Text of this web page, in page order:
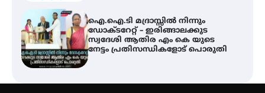
ഐ.ഐ.ടി മദ്രാസ്സിൽ നിന്നും
ഡോക്ടറേറ്റ് – ഇരിങ്ങാലക്കുട
സ്വദേശി ആതിര എം കെ യുടെ
നേട്ടം പ്രതിസന്ധികളോട് പൊരുതി